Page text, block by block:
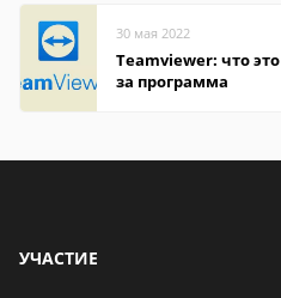
30 мая 2022
Teamviewer: что это
за программа
УЧАСТИЕ